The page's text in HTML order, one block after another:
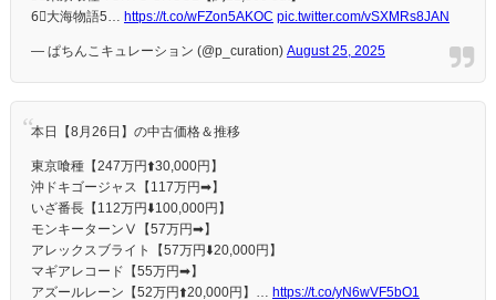
6⃣大海物語5… https://t.co/wFZon5AKOC pic.twitter.com/vSXMRs8JAN
— ぱちんこキュレーション (@p_curation) August 25, 2025
本日【8月26日】の中古価格＆推移
東京喰種【247万円⬆️30,000円】
沖ドキゴージャス【117万円➡】
いざ番長【112万円⬇️100,000円】
モンキーターンⅤ【57万円➡】
アレックスブライト【57万円⬇️20,000円】
マギアレコード【55万円➡】
アズールレーン【52万円⬆️20,000円】… https://t.co/yN6wVF5bO1